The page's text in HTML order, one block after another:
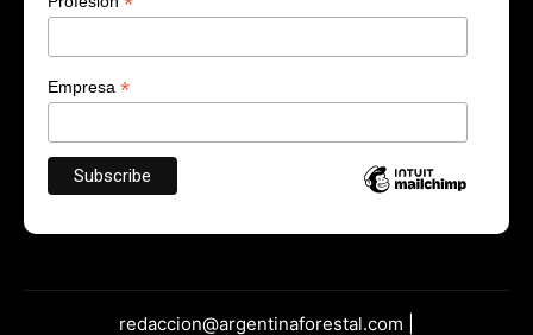
Empresa *
redaccion@argentinaforestal.com |